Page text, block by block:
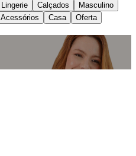
Lingerie Calçados
Masculino
Acessórios Casa Oferta